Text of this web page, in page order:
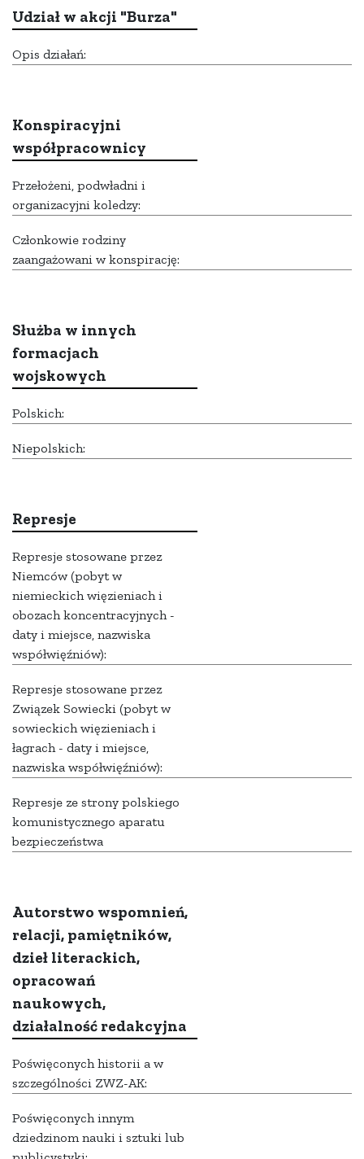
Udział w akcji "Burza"
Opis działań:
Konspiracyjni
współpracownicy
Przełożeni, podwładni i
organizacyjni koledzy:
Członkowie rodziny
zaangażowani w konspirację:
Służba w innych
formacjach
wojskowych
Polskich:
Niepolskich:
Represje
Represje stosowane przez
Niemców (pobyt w
niemieckich więzieniach i
obozach koncentracyjnych -
daty i miejsce, nazwiska
współwięźniów):
Represje stosowane przez
Związek Sowiecki (pobyt w
sowieckich więzieniach i
łagrach - daty i miejsce,
nazwiska współwięźniów):
Represje ze strony polskiego
komunistycznego aparatu
bezpieczeństwa
Autorstwo wspomnień,
relacji, pamiętników,
dzieł literackich,
opracowań
naukowych,
działalność redakcyjna
Poświęconych historii a w
szczególności ZWZ-AK:
Poświęconych innym
dziedzinom nauki i sztuki lub